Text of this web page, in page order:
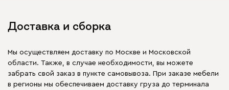
Доставка и сборка
Мы осуществляем доставку по Москве и Московской
области. Также, в случае необходимости, вы можете
забрать свой заказ в пункте самовывоза. При заказе мебели
в регионы мы обеспечиваем доставку груза до терминала